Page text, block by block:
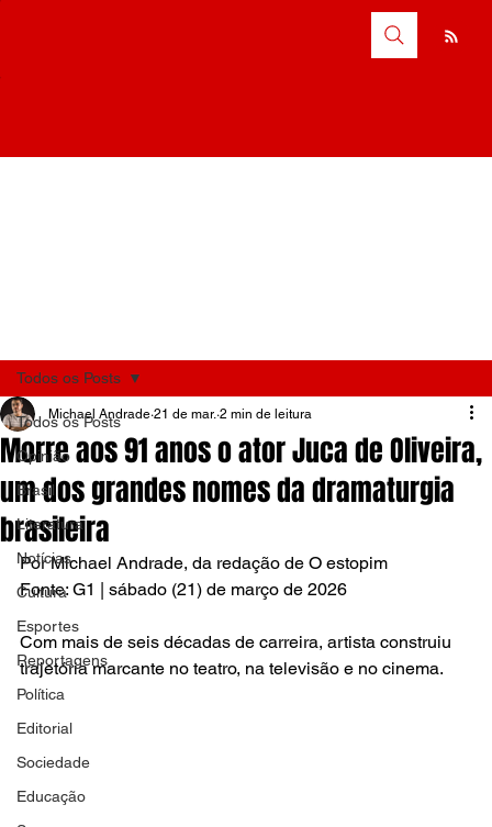
Todos os Posts
Opinião
Brasil
Literatura
Notícias
Cultura
Esportes
Reportagens
Política
Editorial
Sociedade
Educação
Todos os Posts
Morre aos 91 anos o ator Juca de Oliveira,
um dos grandes nomes da dramaturgia
brasileira
Michael Andrade 21 de mar. 2 min de leitura
Por Michael Andrade, da redação de O estopim
Fonte: G1 | sábado (21) de março de 2026
Com mais de seis décadas de carreira, artista construiu
trajetória marcante no teatro, na televisão e no cinema.